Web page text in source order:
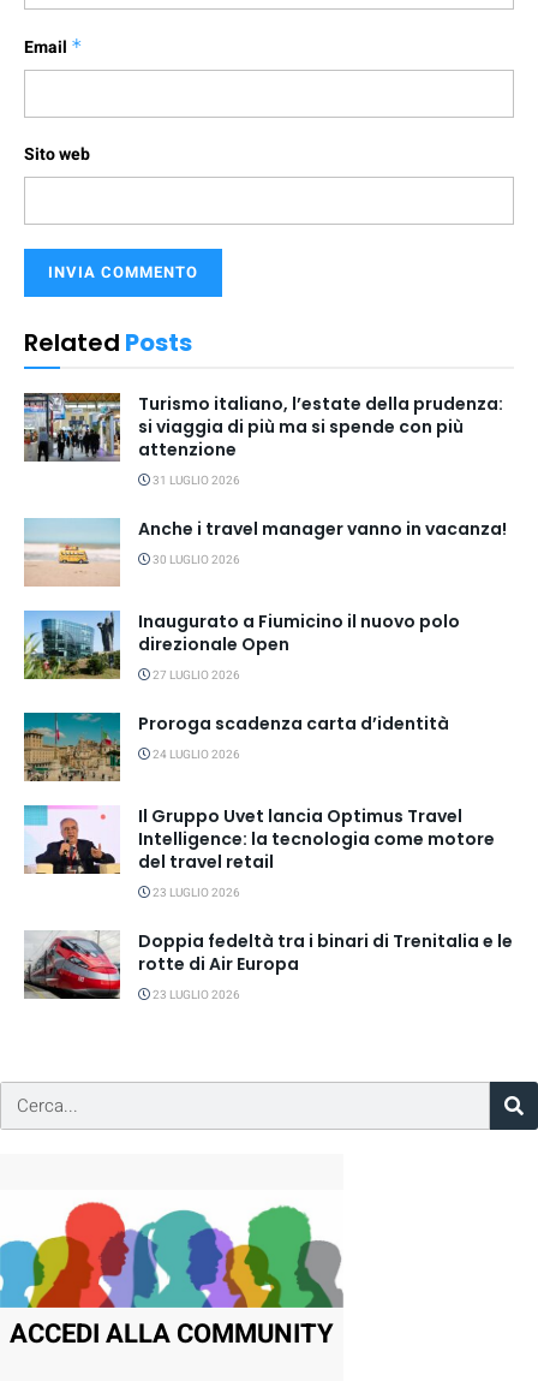
Email *
Sito web
Related Posts
Turismo italiano, l’estate della prudenza:
si viaggia di più ma si spende con più
attenzione
31 LUGLIO 2026
Anche i travel manager vanno in vacanza!
30 LUGLIO 2026
Inaugurato a Fiumicino il nuovo polo
direzionale Open
27 LUGLIO 2026
Proroga scadenza carta d’identità
24 LUGLIO 2026
Il Gruppo Uvet lancia Optimus Travel
Intelligence: la tecnologia come motore
del travel retail
23 LUGLIO 2026
Doppia fedeltà tra i binari di Trenitalia e le
rotte di Air Europa
23 LUGLIO 2026
ACCEDI ALLA COMMUNITY